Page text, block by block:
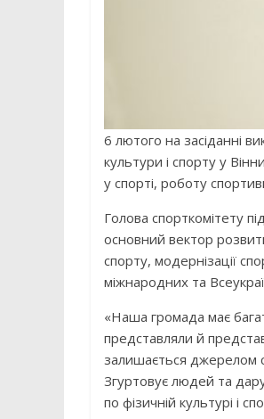
6 лютого на засіданні
культури і спорту у
у спорті, роботу
Голова спорткомітету
основний вектор
спорту, модернізації
міжнародних та
«Наша громада має
представляли й
залишається джерелом
Згуртовує людей та
по фізичній культурі і